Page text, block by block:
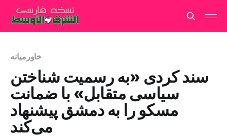
خاورمیانه
سند کردی «به رسمیت شناختن
سیاسی متقابل» با ضمانت
مسکو را به دمشق پیشنهاد
می‌کند